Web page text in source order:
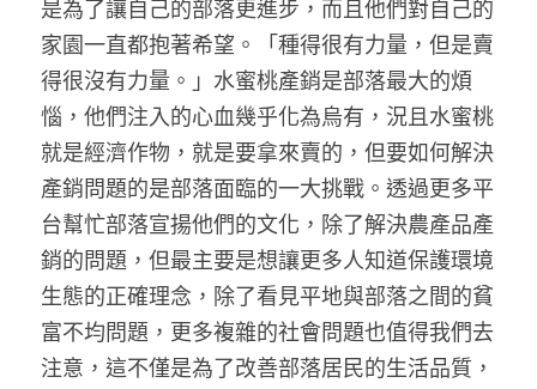
是為了讓自己的部落更進步，而且他們對自己的
家園一直都抱著希望。「種得很有力量，但是賣
得很沒有力量。」水蜜桃產銷是部落最大的煩
惱，他們注入的心血幾乎化為烏有，況且水蜜桃
就是經濟作物，就是要拿來賣的，但要如何解決
產銷問題的是部落面臨的一大挑戰。透過更多平
台幫忙部落宣揚他們的文化，除了解決農產品產
銷的問題，但最主要是想讓更多人知道保護環境
生態的正確理念，除了看見平地與部落之間的貧
富不均問題，更多複雜的社會問題也值得我們去
注意，這不僅是為了改善部落居民的生活品質，